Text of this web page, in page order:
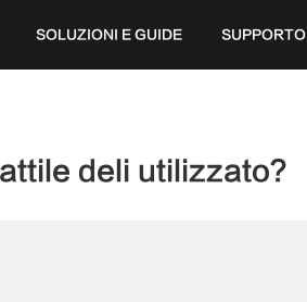
SOLUZIONI E GUIDE SUPPORTO
deli utilizzato?